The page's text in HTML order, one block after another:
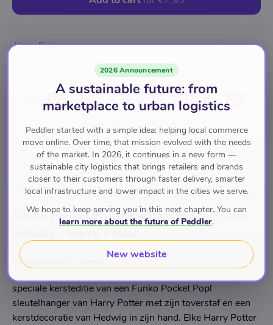
Harry Potter
Brand
Funko
Description
Funko Pocket Pop! Keychain Harry Potter
Wingardium Leviosa!
speciale kersteditie van een Funko Pocket Pop!
sleutelhanger van Harry Potter met zijn toverstaf en een
kerstdecoratie van Hedwig in zijn hand. Elke Harry Potter
2026 Announcement
A sustainable future: from
marketplace to urban logistics
Peddler started with a simple idea: helping local commerce
move online. Over time, that mission evolved with the needs
of the market. In 2026, it continues in a new form —
sustainable city logistics that brings retailers and brands
closer to their customers through faster delivery, smarter
local infrastructure and lower impact in the cities we serve.
We hope to keep serving you in this next chapter. You can
learn more about the future of Peddler.
New website